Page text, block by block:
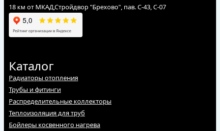
18 км от МКАД,Стройдвор "Брехово", пав. С-43, С-07
Каталог
Радиаторы отопления
Трубы и фитинги
Распределительные коллекторы
Теплоизоляция для труб
Бойлеры косвенного нагрева